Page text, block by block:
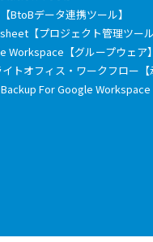
BtoBデータ連携ツール】
【プロジェクト管理ツール
Workspace【グループウェア】
トオフィス・ワークフロー【
For Google Workspace